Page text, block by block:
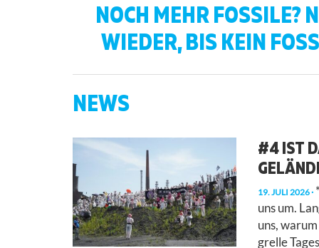
NOCH MEHR FOSSILE?
WIEDER, BIS KEIN
NEWS
#4 IST
19. JULI 2026
uns um.
uns,
grelle